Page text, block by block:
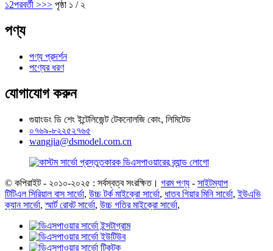
১2পরবর্তী >>> পৃষ্ঠা ১ / ২
পণ্য
পণ্য প্রদর্শন
পণ্যের ধরণ
যোগাযোগ করুন
গুয়াংডং ডি শেং ইন্টেলিজেন্ট টেকনোলজি কোং, লিমিটেড
০৭৬৯-৮২২৫২৭৬৫
wangjia@dsmodel.com.cn
© কপিরাইট - ২০১০-২০২৫ : সর্বস্বত্ব সংরক্ষিত। গরম পণ্য - সাইটম্যাপ
টিটিএল সিরিয়াল বাস সার্ভো, উচ্চ টর্ক মাইক্রো সার্ভো, ধাতব গিয়ার মিনি সার্ভো,ইউএভি
ক্যান সার্ভো,স্মার্ট রোবট সার্ভো, উচ্চ গতির মাইক্রো সার্ভো,